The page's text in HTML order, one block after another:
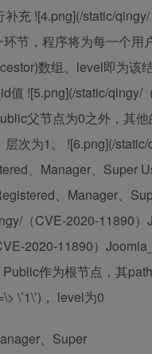
充 ![4.png](/static/
节，程序将为每一个
数组、level即为该
值 ![5.png](/static/
父节点为0之外，其
次为1。 ![6.png](/
、Manager、Super
、Manager、
（CVE-2020-11890
2020-11890）
作为根节点，其
\’1\’)， level为0
、Super